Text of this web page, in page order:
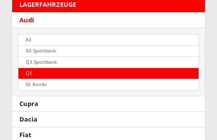
LAGERFAHRZEUGE
Audi
A3
A3 Sportback
Q3 Sportback
Q5
S5 Kombi
Cupra
Dacia
Fiat